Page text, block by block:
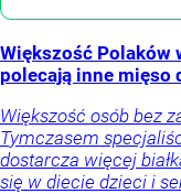
Większość Polaków
polecają inne mięso
Większość osób bez
Tymczasem
dostarcza więcej
się w diecie dzieci i